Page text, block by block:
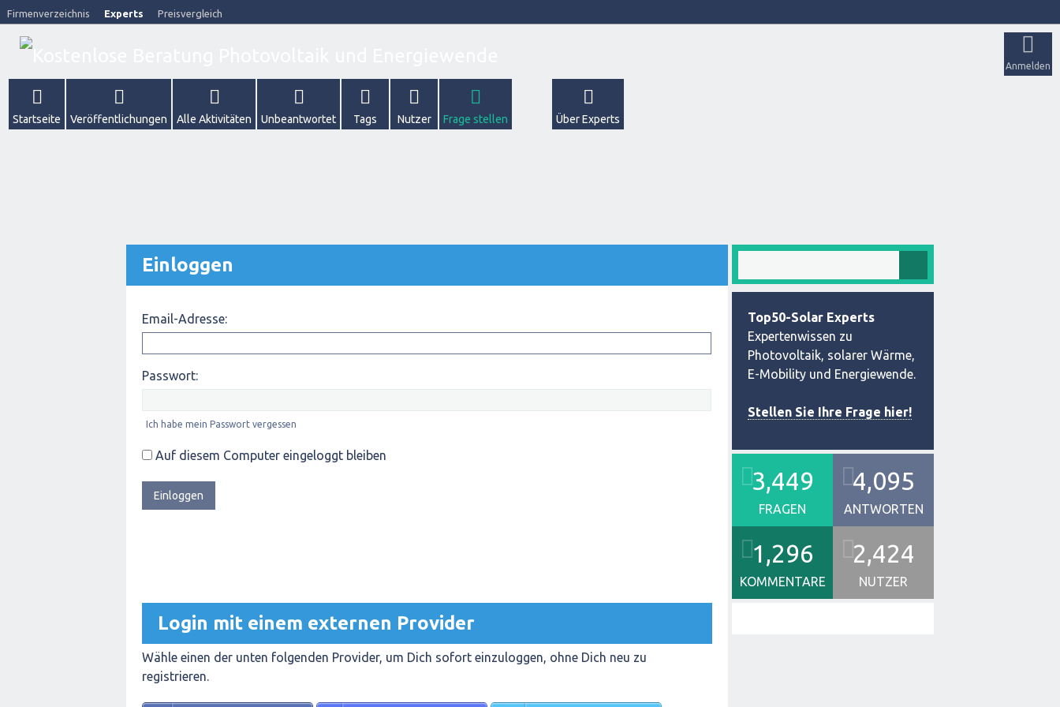
Firmenverzeichnis Experts Preisvergleich
Anmelden
Startseite Veröffentlichungen Alle Aktivitäten Unbeantwortet Tags Nutzer Frage stellen Über Experts
Einloggen
Email-Adresse:
Passwort:
Ich habe mein Passwort vergessen
Auf diesem Computer eingeloggt bleiben
Login mit einem externen Provider
Wähle einen der unten folgenden Provider, um Dich sofort einzuloggen, ohne Dich neu zu
registrieren.
Top50-Solar Experts
Expertenwissen zu
Photovoltaik, solarer Wärme,
E-Mobility und Energiewende.
Stellen Sie Ihre Frage hier!
3,449
FRAGEN
4,095
ANTWORTEN
1,296
KOMMENTARE
2,424
NUTZER